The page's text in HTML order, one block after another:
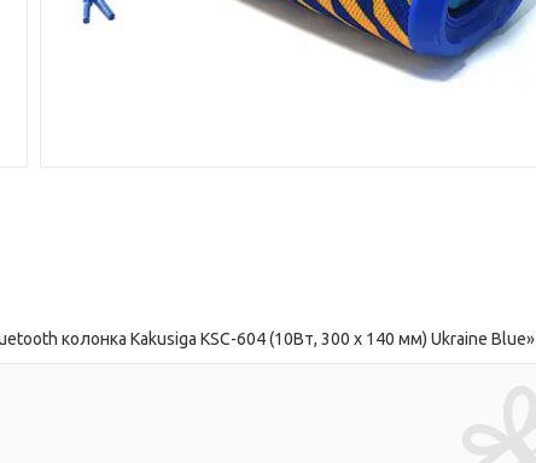
колонка Kakusiga KSC-604 (10Вт, 300 х 140 мм) Ukraine Blue»